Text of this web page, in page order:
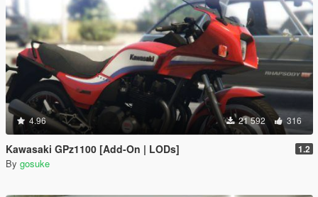
4.96 21 592 316
Kawasaki GPz1100 [Add-On | LODs] 1.2
By gosuke